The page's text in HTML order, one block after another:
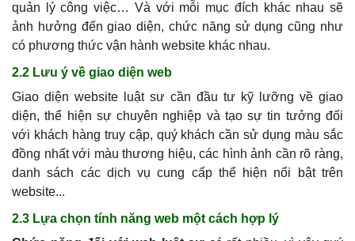
quản lý công việc… Và với mỗi mục đích khác nhau sẽ
ảnh hưởng đến giao diện, chức năng sử dụng cũng như
có phương thức vận hành website khác nhau.
2.2 Lưu ý về giao diện web
Giao diện website luật sư cần đầu tư kỹ lưỡng về giao
diện, thể hiện sự chuyên nghiệp và tạo sự tin tưởng đối
với khách hàng truy cập, quý khách cần sử dụng màu sắc
đồng nhất với màu thương hiệu, các hình ảnh cần rõ ràng,
danh sách các dịch vụ cung cấp thể hiện nổi bật trên
website...
2.3 Lựa chọn tính năng web một cách hợp lý